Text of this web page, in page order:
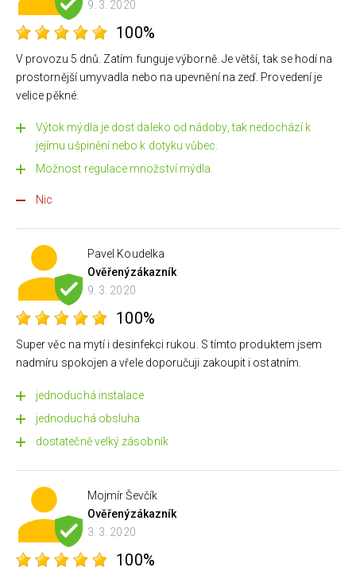
9. 3. 2020
100%
V provozu 5 dnů. Zatím funguje výborně. Je větší, tak se hodí na
prostornější umyvadla nebo na upevnění na zeď. Provedení je
velice pěkné.
Výtok mýdla je dost daleko od nádoby, tak nedochází k
jejímu ušpinění nebo k dotyku vůbec.
Možnost regulace množství mýdla.
Nic
Pavel Koudelka
Ověřenýzákazník
9. 3. 2020
100%
Super věc na mytí i desinfekci rukou. S tímto produktem jsem
nadmíru spokojen a vřele doporučuji zakoupit i ostatním.
jednoduchá instalace
jednoduchá obsluha
dostatečně velký zásobník
Mojmír Ševčík
Ověřenýzákazník
3. 3. 2020
100%